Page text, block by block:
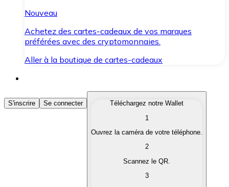
Nouveau
Achetez des cartes-cadeaux de vos marques
préférées avec des cryptomonnaies.
Aller à la boutique de cartes-cadeaux
Acheter des Cryptomonnaies
Achetez les cryptomonnaies qui vous intéressent
Convertissez vos cryptomonnaies en monnaie
S'inscrire Se connecter
Téléchargez notre Wallet
1
Ouvrez la caméra de votre téléphone.
2
Scannez le QR.
3